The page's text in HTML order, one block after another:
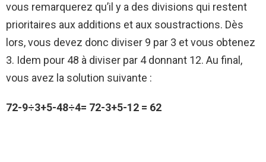
vous remarquerez qu’il y a des divisions qui restent
prioritaires aux additions et aux soustractions. Dès
lors, vous devez donc diviser 9 par 3 et vous obtenez
3. Idem pour 48 à diviser par 4 donnant 12. Au final,
vous avez la solution suivante :
72-9÷3+5-48÷4= 72-3+5-12 = 62